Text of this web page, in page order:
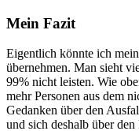
Mein Fazit
Eigentlich könnte ich
übernehmen. Man sieht
99% nicht leisten. Wie
mehr Personen aus dem
Gedanken über den
und sich deshalb über